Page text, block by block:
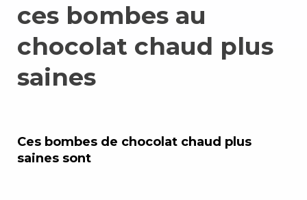
ces bombes au
chocolat chaud plus
saines
Ces bombes de chocolat chaud plus
saines sont